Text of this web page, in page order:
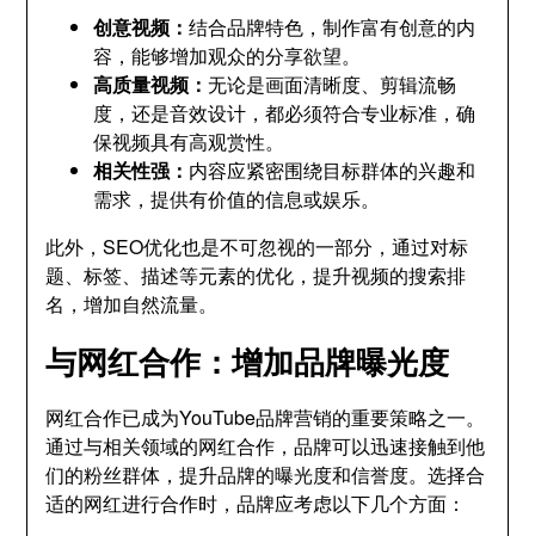
创意视频：结合品牌特色，制作富有创意的内
容，能够增加观众的分享欲望。
高质量视频：无论是画面清晰度、剪辑流畅
度，还是音效设计，都必须符合专业标准，确
保视频具有高观赏性。
相关性强： 内容应紧密围绕目标群体的兴趣和
需求，提供有价值的信息或娱乐。
此外，SEO优化也是不可忽视的一部分，通过对标
题、标签、描述等元素的优化，提升视频的搜索排
名，增加自然流量。
与网红合作：增加品牌曝光度
网红合作已成为YouTube品牌营销的重要策略之一。
通过与相关领域的网红合作，品牌可以迅速接触到他
们的粉丝群体，提升品牌的曝光度和信誉度。选择合
适的网红进行合作时，品牌应考虑以下几个方面：